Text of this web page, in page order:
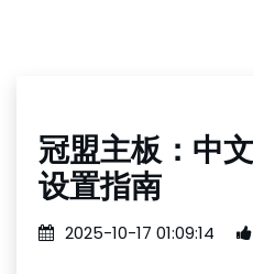
冠盟主板：中
设置指南
2025-10-17 01:09:14